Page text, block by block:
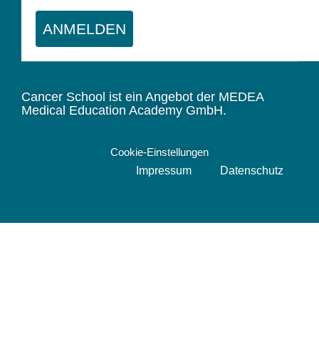
ANMELDEN
Cancer School ist ein Angebot der MEDEA
Medical Education Academy GmbH.
Cookie-Einstellungen
Impressum
Datenschutz